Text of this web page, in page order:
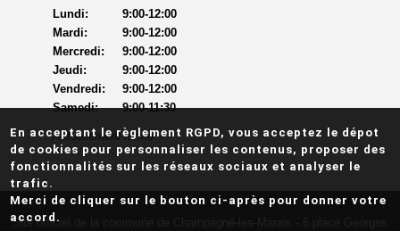
En acceptant le règlement RGPD, vous acceptez le dépot
de cookies pour personnaliser les contenus, proposer des
fonctionnalités sur les réseaux sociaux et analyser le
trafic.
Merci de cliquer sur le bouton ci-après pour donner votre
accord.
Lundi:
9:00-12:00
Mardi:
9:00-12:00
Mercredi:
9:00-12:00
Jeudi:
9:00-12:00
Vendredi:
9:00-12:00
Samedi:
9:00-11:30
Actuellement ouvert
Actuellement fermé
Site officiel de la commune de Champagné-les-Marais -